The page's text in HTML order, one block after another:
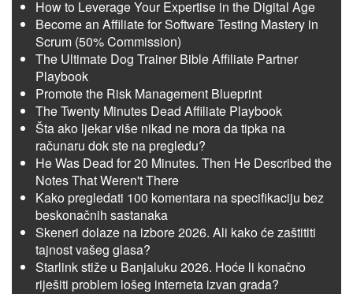
How to Leverage Your Expertise in the Digital Age
Become an Affiliate for Software Testing Mastery in
Scrum (50% Commission)
The Ultimate Dog Trainer Bible Affiliate Partner
Playbook
Promote the Risk Management Blueprint
The Twenty Minutes Dead Affiliate Playbook
Šta ako ljekar više nikad ne mora da tipka na
računaru dok ste na pregledu?
He Was Dead for 20 Minutes. Then He Described the
Notes That Weren't There
Kako pregledati 100 komentara na specifikaciju bez
beskonačnih sastanaka
Skeneri dolaze na izbore 2026. Ali kako će zaštititi
tajnost vašeg glasa?
Starlink stiže u Banjaluku 2026. Hoće li konačno
riješiti problem lošeg interneta izvan grada?